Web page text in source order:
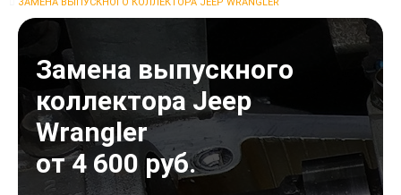
Замена выпускного
коллектора Jeep
Wrangler
от 4 600 руб.